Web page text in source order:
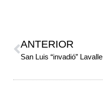
ANTERIOR
San Luis “invadió” Lavalle